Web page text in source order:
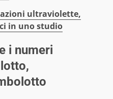
ultraviolette,
in uno studio
i numeri